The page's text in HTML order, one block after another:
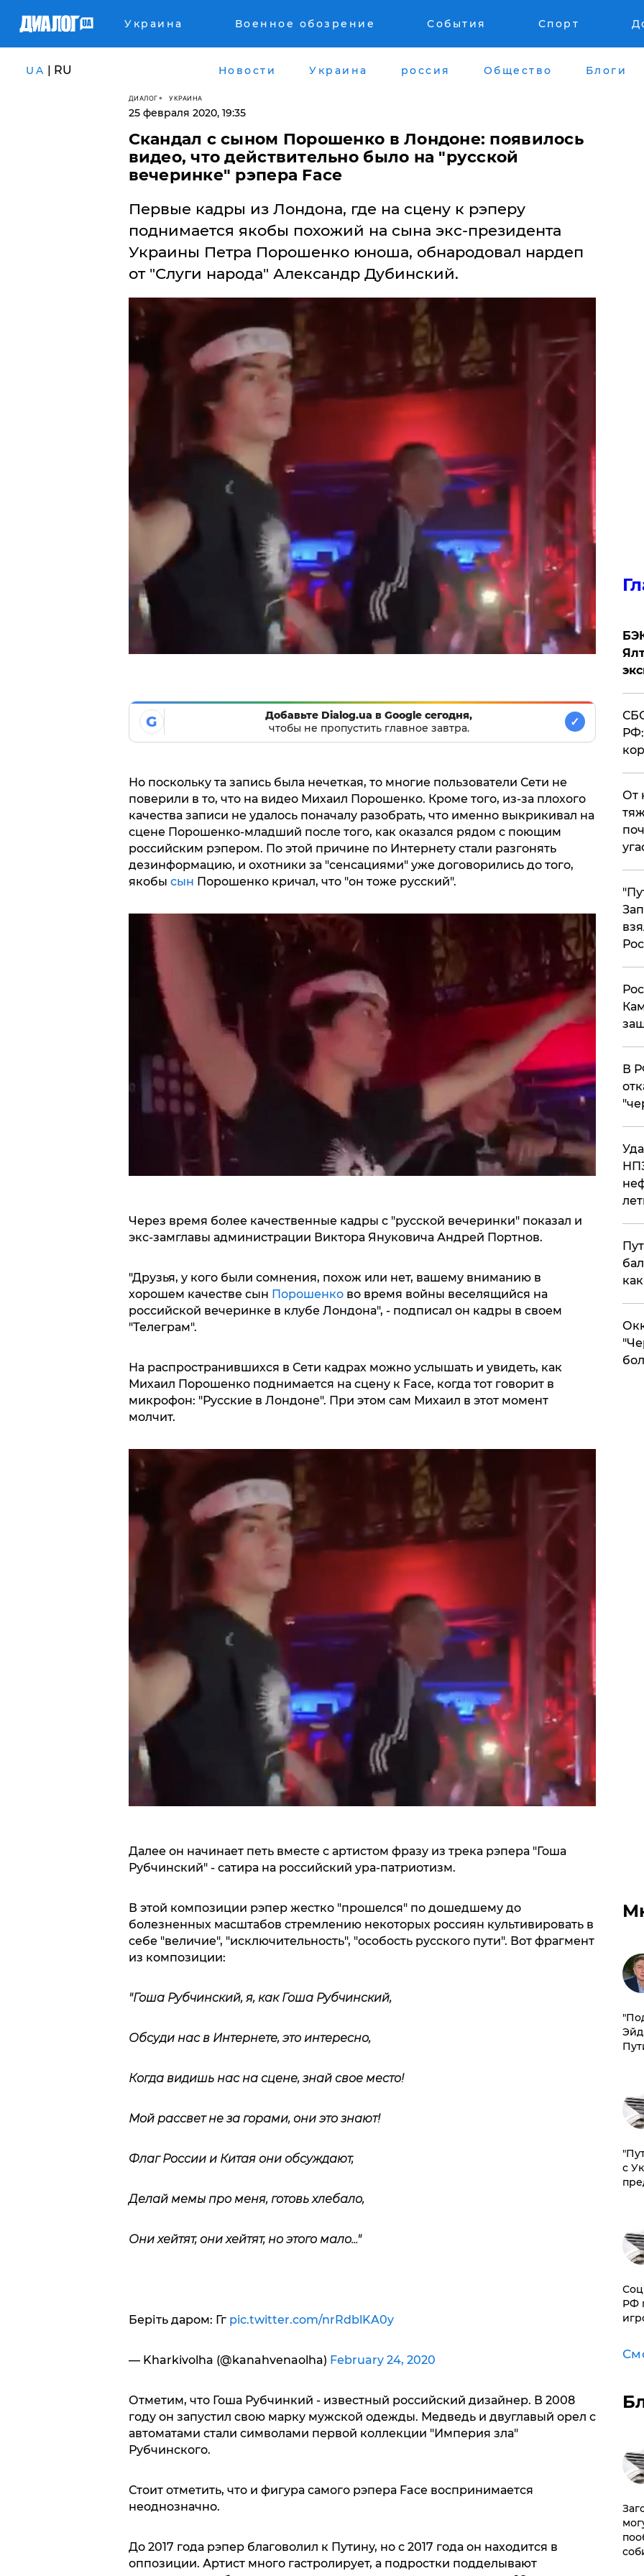
Украина Военное обозрение События Спорт
UA | RU Новости Украина россия Общество Блоги
ДИАЛОГ УКРАИНА
25 февраля 2020, 19:35
Скандал с сыном Порошенко в Лондоне: появилось
видео, что действительно было на "русской
вечеринке" рэпера Face
Первые кадры из Лондона, где на сцену к рэперу
поднимается якобы похожий на сына экс-президента
Украины Петра Порошенко юноша, обнародовал нардеп
от "Слуги народа" Александр Дубинский.
G
Добавьте Dialog.ua в Google сегодня,
чтобы не пропустить главное завтра.
✓
Но поскольку та запись была нечеткая, то многие пользователи Сети не
поверили в то, что на видео Михаил Порошенко. Кроме того, из-за плохого
качества записи не удалось поначалу разобрать, что именно выкрикивал на
сцене Порошенко-младший после того, как оказался рядом с поющим
российским рэпером. По этой причине по Интернету стали разгонять
дезинформацию, и охотники за "сенсациями" уже договорились до того,
якобы сын Порошенко кричал, что "он тоже русский".
Через время более качественные кадры с "русской вечеринки" показал и
экс-замглавы администрации Виктора Януковича Андрей Портнов.
"Друзья, у кого были сомнения, похож или нет, вашему вниманию в
хорошем качестве сын Порошенково время войны веселящийся на
российской вечеринке в клубе Лондона", - подписал он кадры в своем
"Телеграм".
На распространившихся в Сети кадрах можно услышать и увидеть, как
Михаил Порошенко поднимается на сцену к Facе, когда тот говорит в
микрофон: "Русские в Лондоне". При этом сам Михаил в этот момент
молчит.
Далее он начинает петь вместе с артистом фразу из трека рэпера "Гоша
Рубчинский" - сатира на российский ура-патриотизм.
В этой композиции рэпер жестко "прошелся" по дошедшему до
болезненных масштабов стремлению некоторых россиян культивировать в
себе "величие", "исключительность", "особость русского пути". Вот фрагмент
из композиции:
"Гоша Рубчинский, я, как Гоша Рубчинский,
Обсуди нас в Интернете, это интересно,
Когда видишь нас на сцене, знай свое место!
Мой рассвет не за горами, они это знают!
Флаг России и Китая они обсуждают,
Делай мемы про меня, готовь хлебало,
Они хейтят, они хейтят, но этого мало..."
Беріть даром: Гг pic.twitter.com/nrRdblKA0y
— Kharkivolha (@kanahvenaolha) February 24, 2020
Отметим, что Гоша Рубчинкий - известный российский дизайнер. В 2008
году он запустил свою марку мужской одежды. Медведь и двуглавый орел с
автоматами стали символами первой коллекции "Империя зла"
Рубчинского.
Стоит отметить, что и фигура самого рэпера Face воспринимается
неоднозначно.
До 2017 года рэпер благоволил к Путину, но с 2017 года он находится в
оппозиции. Артист много гастролирует, а подростки подделывают
От
​В
с
РФ